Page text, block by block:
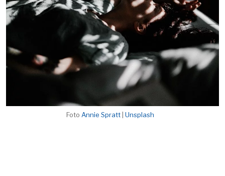
Foto Annie Spratt Unsplash